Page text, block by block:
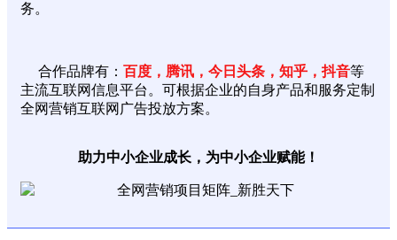
务。
合作品牌有： 百度，腾讯，今日头条，知乎，抖音等
主流互联网信息平台。可根据企业的自身产品和服务定制
全网营销互联网广告投放方案。
助力中小企业成长，为中小企业赋能！